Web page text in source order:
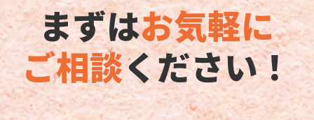
まずはお気軽に
ご相談ください！